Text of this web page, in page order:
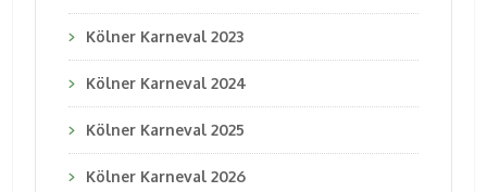
Kölner Karneval 2023
Kölner Karneval 2024
Kölner Karneval 2025
Kölner Karneval 2026